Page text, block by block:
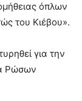
όπλων
του Κιέβου».
για την
Ρώσων